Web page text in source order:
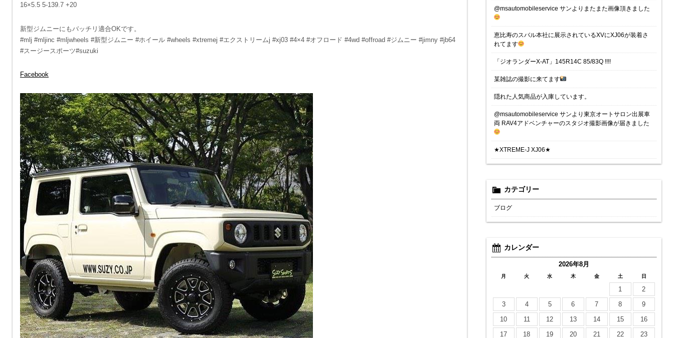
16×5.5 5-139.7 +20
新型ジムニーにもバッチリ適合OKです。
#mlj #mljinc #mljwheels #新型ジムニー #ホイール #wheels #xtremej #エクストリームj #xj03 #4×4 #オフロード #4wd #offroad #ジムニー #jimny #jb64
#スージースポーツ#suzuki
Facebook
@msautomobileservice サンよりまたまた画像頂きました
恵比寿のスバル本社に展示されているXVにXJ06が装着さ
れてます
「ジオランダーX-AT」145R14C 85/83Q !!!!
某雑誌の撮影に来てます
隠れた人気商品が入庫しています。
@msautomobileservice サンより東京オートサロン出展車
両 RAV4アドベンチャーのスタジオ撮影画像が届きました
★XTREME-J XJ06★
カテゴリー
ブログ
カレンダー
2026年8月
月 火 水 木 金 土 日
1
2
3
4 5 6 7 8
9
10
11 12 13 14 15
16
17
18 19 20 21 22 23